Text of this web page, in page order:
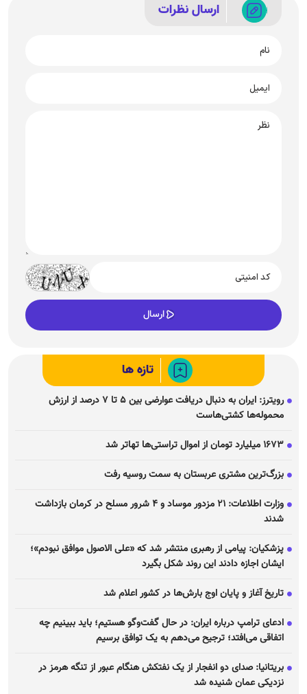
ارسال نظرات
تازه ها
رویترز: ایران به دنبال دریافت عوارضی بین ۵ تا ۷ درصد از ارزش
محموله‌ها کشتی‌هاست
۱۶۷۳ میلیارد تومان از اموال تراستی‌ها تهاتر شد
بزرگ‌ترین مشتری عربستان به سمت روسیه رفت
وزارت اطلاعات: ۲۱ مزدور موساد و ۴ شرور مسلح در کرمان بازداشت
شدند
پزشکیان: پیامی از رهبری منتشر شد که «علی الاصول موافق نبودم»؛
ایشان اجازه دادند این روند شکل بگیرد
تاریخ آغاز و پایان اوج بارش‌ها در کشور اعلام شد
ادعای ترامپ درباره ایران: در حال گفت‌و‌گو هستیم؛ باید ببینیم چه
اتفاقی می‌افتد؛ ترجیح می‌دهم به یک توافق برسیم
بریتانیا: صدای دو انفجار از یک نفتکش هنگام عبور از تنگه هرمز در
نزدیکی عمان شنیده شد